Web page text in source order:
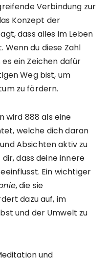
Verbindung zur
Konzept der
dass alles im Leben
du diese Zahl
ein Zeichen dafür
Weg bist, um
zu fördern.
wird 888 als eine
welche dich daran
Absichten aktiv zu
dass deine innere
Ein wichtiger
, die sie
dazu auf, im
und der Umwelt zu
und